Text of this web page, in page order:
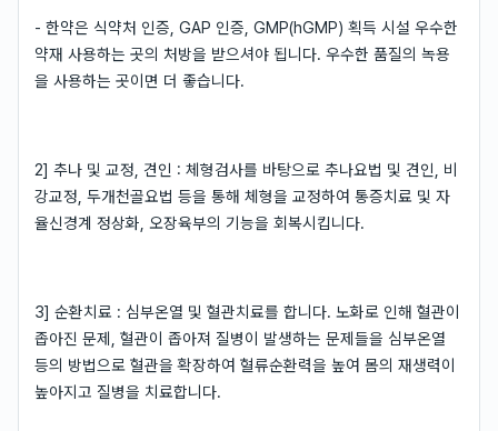
- 한약은 식약처 인증, GAP 인증, GMP(hGMP) 획득 시설 우수한
약재 사용하는 곳의 처방을 받으셔야 됩니다. 우수한 품질의 녹용
을 사용하는 곳이면 더 좋습니다.
2] 추나 및 교정, 견인 : 체형검사를 바탕으로 추나요법 및 견인, 비
강교정, 두개천골요법 등을 통해 체형을 교정하여 통증치료 및 자
율신경계 정상화, 오장육부의 기능을 회복시킵니다.
3] 순환치료 : 심부온열 및 혈관치료를 합니다. 노화로 인해 혈관이
좁아진 문제, 혈관이 좁아져 질병이 발생하는 문제들을 심부온열
등의 방법으로 혈관을 확장하여 혈류순환력을 높여 몸의 재생력이
높아지고 질병을 치료합니다.